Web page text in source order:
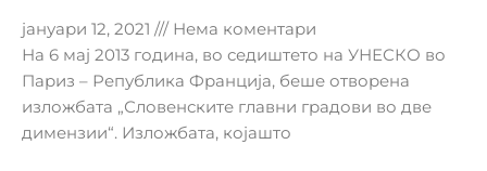
јануари 12, 2021
Нема коментари
На 6 мај 2013 година, во седиштето на УНЕСКО во
Париз – Република Франција, беше отворена
изложбата „Словенските главни градови во две
димензии“. Изложбата, којашто